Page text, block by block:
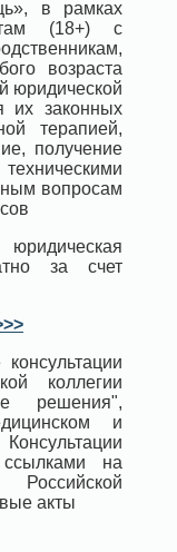
в рамках
(18+) с
возраста
юридической
их законных
терапией,
получение
вопросам
за счет
коллегии
решения",
и
на
акты